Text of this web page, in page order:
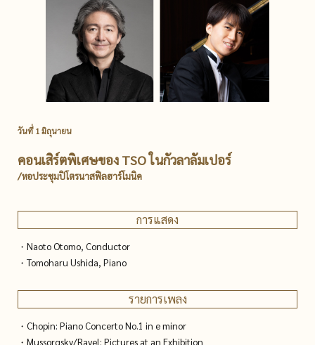
วันที่ 1 มิถุนายน
คอนเสิร์ตพิเศษของ TSO ในกัวลาลัมเปอร์
/หอประชุมปิโตรนาสฟิลฮาร์โมนิค
การแสดง
・Naoto Otomo, Conductor
・Tomoharu Ushida, Piano
รายการเพลง
・Chopin: Piano Concerto No.1 in e minor
・Mussorgsky/Ravel: Pictures at an Exhibition